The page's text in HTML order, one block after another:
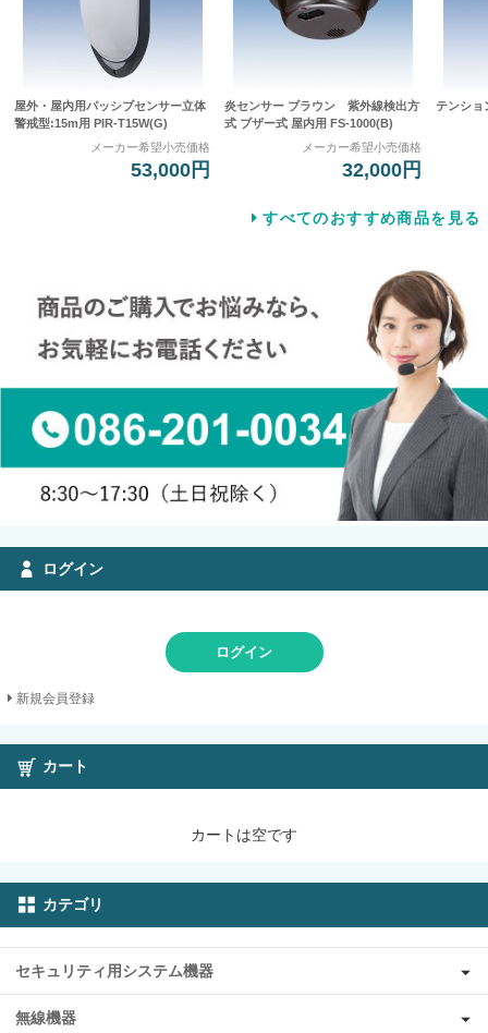
屋外・屋内用パッシブセンサー立体
警戒型:15m用 PIR-T15W(G)
メーカー希望小売価格
53,000円
炎センサー ブラウン 紫外線検出方
式 ブザー式 屋内用 FS-1000(B)
メーカー希望小売価格
32,000円
テンショ
すべてのおすすめ商品を見る
ログイン
ログイン
新規会員登録
カート
カートは空です
カテゴリ
セキュリティ用システム機器
無線機器